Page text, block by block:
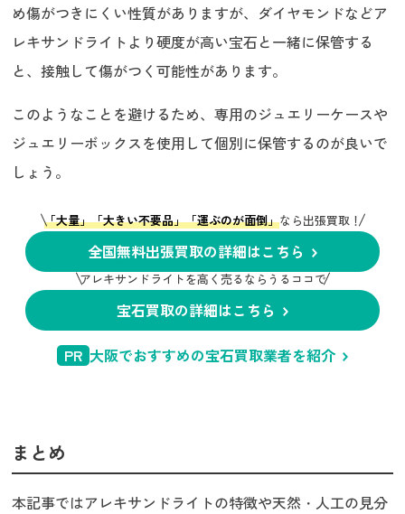
め傷がつきにくい性質がありますが、ダイヤモンドなどア
レキサンドライトより硬度が高い宝石と一緒に保管する
と、接触して傷がつく可能性があります。
このようなことを避けるため、専用のジュエリーケースや
ジュエリーボックスを使用して個別に保管するのが良いで
しょう。
「大量」「大きい不要品」「運ぶのが面倒」なら出張買取！
全国無料出張買取の詳細はこちら
アレキサンドライトを高く売るならうるココで
宝石買取の詳細はこちら
PR 大阪でおすすめの宝石買取業者を紹介
まとめ
本記事ではアレキサンドライトの特徴や天然・人工の見分